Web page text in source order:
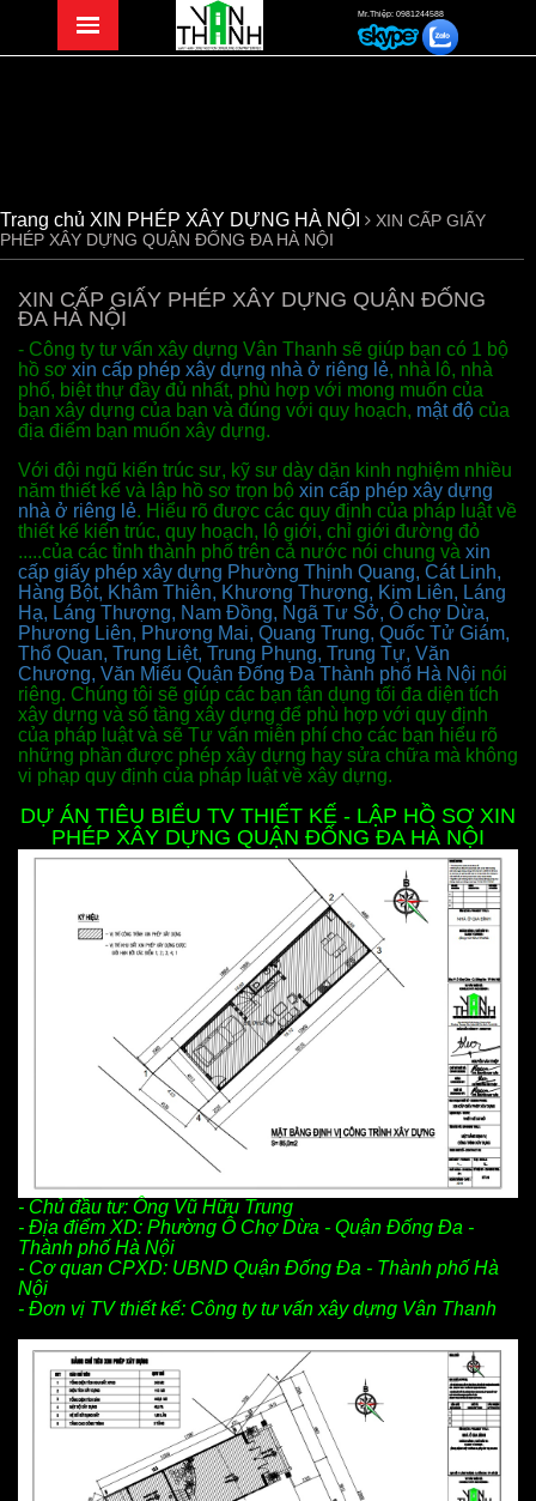
Mr.Thiệp: 0981244588
Trang chủ XIN PHÉP XÂY DỰNG HÀ NỘI
XIN CẤP GIẤY
PHÉP XÂY DỰNG QUẬN ĐỐNG ĐA HÀ NỘI
XIN CẤP GIẤY PHÉP XÂY DỰNG QUẬN ĐỐNG
ĐA HÀ NỘI
- Công ty tư vấn xây dựng Vân Thanh sẽ giúp bạn có 1 bộ
hồ sơ xin cấp phép xây dựng nhà ở riêng lẻ, nhà lô, nhà
phố, biệt thự đầy đủ nhất, phù hợp với mong muốn của
bạn xây dựng của bạn và đúng với quy hoạch, mật độ của
địa điểm bạn muốn xây dựng.
Với đội ngũ kiến trúc sư, kỹ sư dày dặn kinh nghiệm nhiều
năm thiết kế và lập hồ sơ trọn bộ xin cấp phép xây dựng
nhà ở riêng lẻ. Hiểu rõ được các quy định của pháp luật về
thiết kế kiến trúc, quy hoạch, lộ giới, chỉ giới đường đỏ
.....của các tỉnh thành phố trên cả nước nói chung và xin
cấp giấy phép xây dựng Phường Thịnh Quang, Cát Linh,
Hàng Bột, Khâm Thiên, Khương Thượng, Kim Liên, Láng
Hạ, Láng Thượng, Nam Đồng, Ngã Tư Sở, Ô chợ Dừa,
Phương Liên, Phương Mai, Quang Trung, Quốc Tử Giám,
Thổ Quan, Trung Liệt, Trung Phụng, Trung Tự, Văn
Chương, Văn Miếu Quận Đống Đa Thành phố Hà Nội nói
riêng. Chúng tôi sẽ giúp các bạn tận dụng tối đa diện tích
xây dựng và số tầng xây dựng để phù hợp với quy định
của pháp luật và sẽ Tư vấn miễn phí cho các bạn hiểu rõ
những phần được phép xây dựng hay sửa chữa mà không
vi phạp quy định của pháp luật về xây dựng.
DỰ ÁN TIÊU BIỂU TV THIẾT KẾ - LẬP HỒ SƠ XIN
PHÉP XÂY DỰNG QUẬN ĐỐNG ĐA HÀ NỘI
- Chủ đầu tư: Ông Vũ Hữu Trung
- Địa điểm XD: Phường Ô Chợ Dừa - Quận Đống Đa -
Thành phố Hà Nội
- Cơ quan CPXD: UBND Quận Đống Đa - Thành phố Hà
Nội
- Đơn vị TV thiết kế: Công ty tư vấn xây dựng Vân Thanh